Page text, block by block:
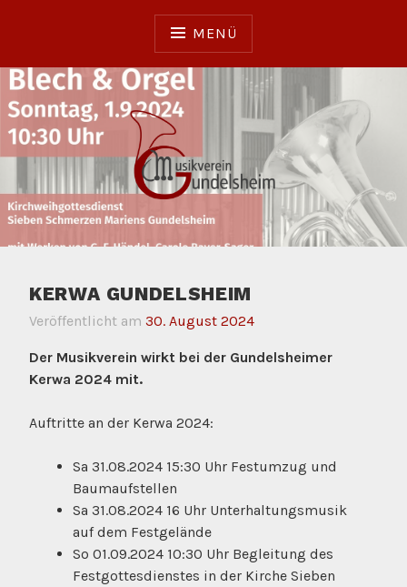
MENÜ
MUSIKVEREIN
Musikverein Gundelsheim
KERWA GUNDELSHEIM
Veröffentlicht am 30. August 2024
Der Musikverein wirkt bei der Gundelsheimer
Kerwa 2024 mit.
Auftritte an der Kerwa 2024:
Sa 31.08.2024 15:30 Uhr Festumzug und
Baumaufstellen
Sa 31.08.2024 16 Uhr Unterhaltungsmusik
auf dem Festgelände
So 01.09.2024 10:30 Uhr Begleitung des
Festgottesdienstes in der Kirche Sieben